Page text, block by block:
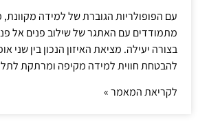
עם הפופולריות הגוברת של למידה מקוונת,
מתמודדים עם האתגר של שילוב פנים אל
בצורה יעילה. מציאת האיזון הנכון בין שני
להבטחת חווית למידה מקיפה ומרתקת
לקריאת המאמר »